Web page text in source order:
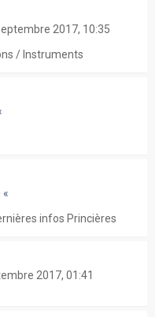
2017, 10:35
/ Instruments
«
infos Princières
2017, 01:41